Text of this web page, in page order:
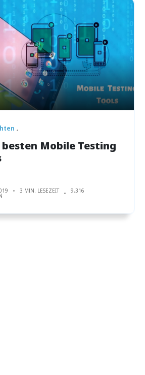
besten Mobile Testing
3 MIN. LESEZEIT 9,316